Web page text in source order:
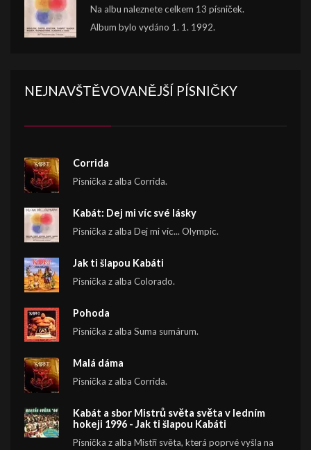
Na albu naleznete celkem 13 písniček.
Album bylo vydáno 1. 1. 1992.
NEJNAVŠTĚVOVANĚJŠÍ PÍSNIČKY
Corrida
Písnička z alba Corrida.
Kabát: Dej mi víc své lásky
Písnička z alba Dej mi víc... Olympic.
Jak ti šlapou Kabáti
Písnička z alba Colorado.
Pohoda
Písnička z alba Suma sumárum.
Malá dáma
Písnička z alba Corrida.
Kabát a sbor Mistrů světa světa v ledním
hokeji 1996 - Jak ti šlapou Kabáti
Písnička z alba Mistři světa, která poprvé vyšla na